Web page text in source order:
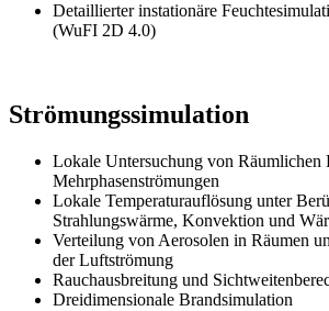
Detaillierter instationäre
(WuFI 2D 4.0)
Strömungssimulation
Lokale Untersuchung von Räumlichen
Mehrphasenströmungen
Lokale Temperaturauflösung unter
Strahlungswärme, Konvektion und
Verteilung von Aerosolen in Räumen
der Luftströmung
Rauchausbreitung und
Dreidimensionale Brandsimulation